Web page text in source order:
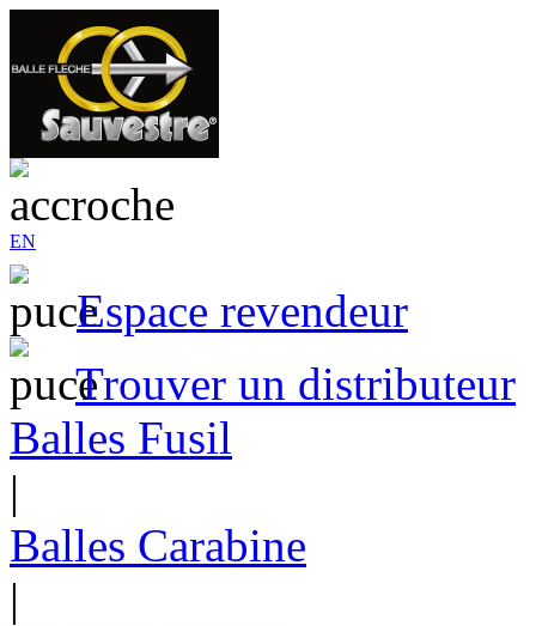
EN
Espace revendeur
Trouver un distributeur
Balles Fusil
|
Balles Carabine
|